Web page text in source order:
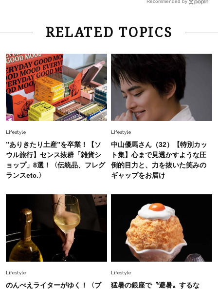
Lifestyle 2026.7.29
「お若いですね」は褒め言葉？“若い＝美しい”と
ーレス連載22】
Lifestyle 2026.8.6
26年夏の【開運アクション】は”ひと拭き”習
慣！「金運アップ→トイレ、じゃあ底上げ運
は？」
中村ゆりさん「40代になり、やっと“仕事以外の
幸福感”に目が向いた」ライフスタイルも、服も
ップス×パンツ」コーデ〈3選〉
Fashion 2026.5.29
40代の夏通勤はこれ１着！「きちんと感」も
「オシャレ」も整うトレンドトップス〈4選〉
Fashion 2026.5.29
Recommended by
RELATED TOPICS
Lifestyle
”ありきたり土産”を卒業！【ソ
ウル旅行】センス抜群「雑貨シ
ョップ」8選！〈伝統品、フレグ
ランスetc.〉
Lifestyle
中山優馬さん（32）【特別カッ
ト集】心まで見透かすような圧
倒的目力と、力を抜いた笑みの
ギャップをお届け
Lifestyle
のんべえライターがゆく！〈ブ
Lifestyle
猛暑の銀座で〝避暑〟するな